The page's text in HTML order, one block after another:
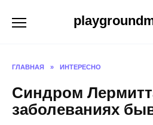
ГЛАВНАЯ » ИНТЕРЕСНО
Синдром
заболеваниях